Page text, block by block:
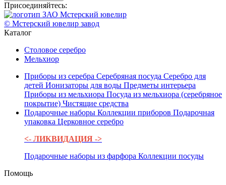
Присоединяйтесь:
© Мстерский ювелир завод
Каталог
Столовое серебро
Мельхиор
Приборы из серебра Серебряная посуда Серебро для
детей Ионизаторы для воды Предметы интерьера
Приборы из мельхиора Посуда из мельхиора (серебряное
покрытие) Чистящие средства
Подарочные наборы Коллекции приборов Подарочная
упаковка Церковное серебро
<- ЛИКВИДАЦИЯ ->
Подарочные наборы из фарфора Коллекции посуды
Помощь